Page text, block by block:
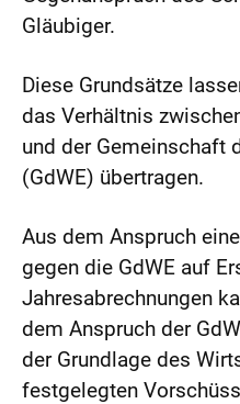
Gläubiger.
Diese Grundsätze
das Verhältnis
und der Gemeinschaft
(GdWE) übertragen.
Aus dem Anspruch
gegen die GdWE auf
Jahresabrechnungen
dem Anspruch der
der Grundlage des
festgelegten